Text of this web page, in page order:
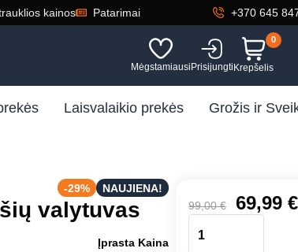
kainos Patarimai +370 645
MėgstamiausiPrisijungti
0
Krepšelis
Laisvalaikio prekės Grožis ir
-29% NAUJIENA!
valytuvas
Įprasta Kaina
99,00€ 69,99 €